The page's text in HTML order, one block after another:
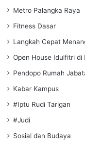
Metro Palangka Raya
Fitness Dasar
Langkah Cepat
Open House Idulfitri di
Pendopo Rumah
Kabar Kampus
#Iptu Rudi Tarigan
#Judi
Sosial dan Budaya